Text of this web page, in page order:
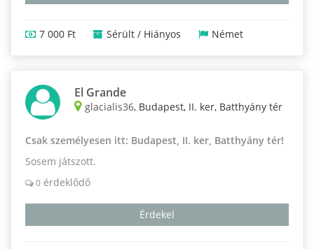
7 000 Ft Sérült / Hiányos Német
El Grande
glacialis36, Budapest, II. ker, Batthyány tér
Csak személyesen itt: Budapest, II. ker, Batthyány tér!
Sosem játszott.
0 érdeklődő
Érdekel